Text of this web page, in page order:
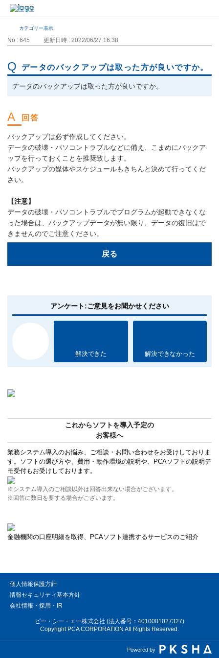
カテゴリー表示
No : 645 更新日時 : 2022/06/27 16:38
データのバックアップは取った方が良いですか。
データのバックアップは取った方が良いですか。
バックアップは必ず作成してください。
データの破壊・パソコントラブルなどに備え、こまめにバックア
ップを行っておくことを推奨致します。
バックアップの媒体やスケジュールもきちんと決めて行ってくだ
さい。
【注意】
データの破壊・パソコントラブルでプログラムが起動できなくな
った場合は、バックアップデータが無い限り、データの復旧はで
きませんのでご注意ください。
戻る
アンケート:ご意見をお聞かせください
解決できた 解決できなかった
これからソフトを導入予定の
お客様へ
業務システム導入のお悩み、ご相談・お問い合わせをお受けしておりま
す。ソフトの選び方や、費用・動作環境の説明や、PCAソフトの説明デ
モ受付もお受けしております。
※システム導入のご相談以外は回答出来ない場合がございます。
※回答に数日を要する場合がございます。
金融機関の口座明細を取得、PCAソフト連携するサービスのご紹介
個人情報保護方針
情報セキュリティ基本方針
会社情報・採用・IR
ピー・シー・エー株式会社 (法人番号：4010001027327)
Copyright PCA CORPORATION All Rights Reserved.
Powered by